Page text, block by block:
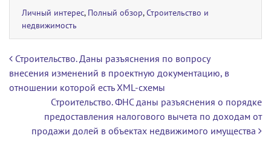
Личный интерес, Полный обзор,Строительство и
недвижимость
Навигация по записям
Строительство. Даны разъяснения по вопросу
внесения изменений в проектную документацию, в
отношении которой есть XML-схемы
Строительство. ФНС даны разъяснения о порядке
предоставления налогового вычета по доходам от
продажи долей в объектах недвижимого имущества